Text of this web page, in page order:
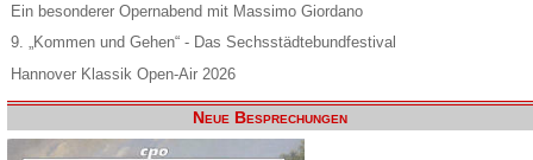
Ein besonderer Opernabend mit Massimo Giordano
9. „Kommen und Gehen“ - Das Sechsstädtebundfestival
Hannover Klassik Open-Air 2026
Neue Besprechungen